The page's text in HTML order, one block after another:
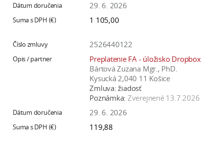
29. 6. 2026
1 105,00
2526440122
Preplatenie FA - úložisko Dropbox
Bártová Zuzana Mgr., PhD.
Kysucká 2,040 11 Košice
Zmluva: žiadosť
Poznámka: Zverejnené 13.7.2026
29. 6. 2026
119,88